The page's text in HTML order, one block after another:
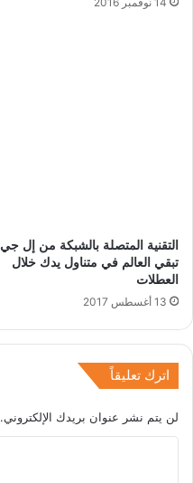
التقنية المتصلة بالشبكة من إل جي
تبقي العالم في متناول يدك خلال
العطلات
13 أغسطس 2017
اترك تعليقاً
لن يتم نشر عنوان بريدك الإلكتروني.